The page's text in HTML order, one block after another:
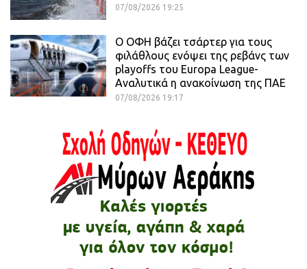
07/08/2026 19:25
Ο ΟΦΗ βάζει τσάρτερ για τους
φιλάθλους ενόψει της ρεβάνς των
playoffs του Europa League-
Αναλυτικά η ανακοίνωση της ΠΑΕ
07/08/2026 19:17